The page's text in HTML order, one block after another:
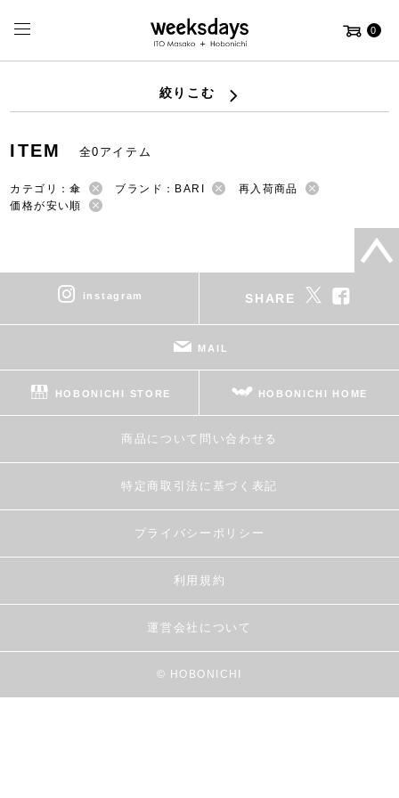
0
絞りこむ
ITEM 全0アイテム
カテゴリ：傘 ブランド：BARI
再入荷商品
価格が安い順
instagram SHARE
MAIL
HOBONICHI STORE HOBONICHI HOME
商品について問い合わせる
特定商取引法に基づく表記
プライバシーポリシー
利用規約
運営会社について
© HOBONICHI